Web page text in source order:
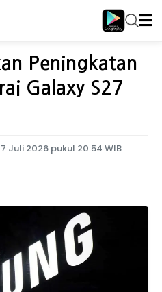
Peningkatan
Galaxy S27
Juli 2026 pukul 20:54 WIB